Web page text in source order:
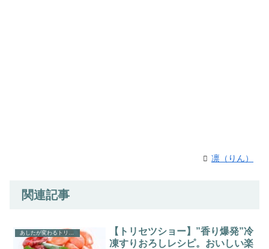
凛（りん）
関連記事
【トリセツショー】”香り爆発”冷
凍すりおろしレシピ。おいしい楽